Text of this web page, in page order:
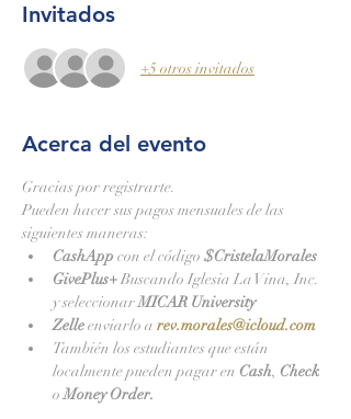
Invitados
+5 otros invitados
Acerca del evento
Gracias por registrarte.
Pueden hacer sus pagos mensuales de las
siguientes maneras:
CashApp con el código $CristelaMorales
GivePlus+ Buscando Iglesia La Vina, Inc.
y seleccionar MICAR University
Zelle enviarlo a rev.morales@icloud.com
También los estudiantes que están
localmente pueden pagar en Cash, Check
o Money Order.